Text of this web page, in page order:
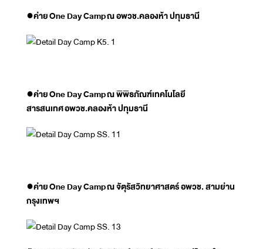
●ค่ายOne Day Campณ อพวช.คลองห้า ปทุมธานี
●ค่ายOne Day Campณ พิพิธภัณฑ์เทคโนโลยี
สารสนเทศอพวช.คลองห้า ปทุมธานี
●ค่ายOne Day Campณ จัตุรัสวิทยาศาสตร์ อพวช. สามย่าน
กรุงเทพฯ